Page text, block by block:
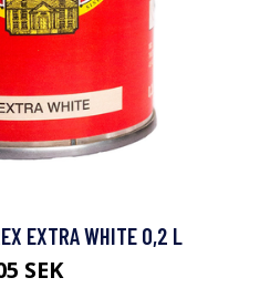
EXTRA WHITE 0,2 L
SEK